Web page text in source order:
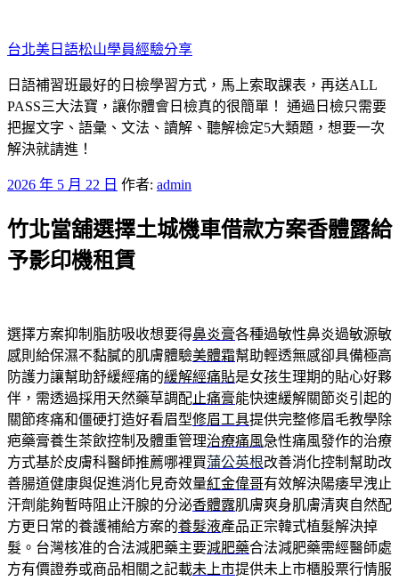
至
主
要
內
容
台北美日語松山學員經驗分享
日語補習班最好的日檢學習方式，馬上索取課表，再送ALL
PASS三大法寶，讓你體會日檢真的很簡單！ 通過日檢只需要
把握文字、語彙、文法、讀解、聽解檢定5大類題，想要一次
解決就請進！
發
於
2026 年 5 月 22 日 作者: admin
竹北當舖選擇土城機車借款方案香體露給
予影印機租賃
選擇方案抑制脂肪吸收想要得鼻炎膏各種過敏性鼻炎過敏源敏
感則給保濕不黏膩的肌膚體驗美體霜幫助輕透無感卻具備極高
防護力讓幫助舒緩經痛的緩解經痛貼是女孩生理期的貼心好夥
伴，需透過採用天然藥草調配止痛膏能快速緩解關節炎引起的
關節疼痛和僵硬打造好看眉型修眉工具提供完整修眉毛教學除
疤藥膏養生茶飲控制及體重管理治療痛風急性痛風發作的治療
方式基於皮膚科醫師推薦哪裡買蒲公英根改善消化控制幫助改
善腸道健康與促進消化見奇效量紅金偉哥有效解決陽痿早洩止
汗劑能夠暫時阻止汗腺的分泌香體露肌膚爽身肌膚清爽自然配
方更日常的養護補給方案的養髮液產品正宗韓式植髮解決掉
髮。台灣核准的合法減肥藥主要減肥藥合法減肥藥需經醫師處
方有價證券或商品相關之記載未上市提供未上市櫃股票行情服